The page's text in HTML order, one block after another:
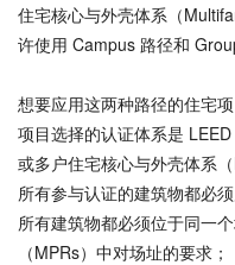
住宅核心与外壳体系（
许使用 Campus 路径和
想要应用这两种路径的住宅
项目选择的认证体系是
或多户住宅核心与外壳体系
所有参与认证的建筑物都必
所有建筑物都必须位于同一
（MPRs）中对场址的要求；